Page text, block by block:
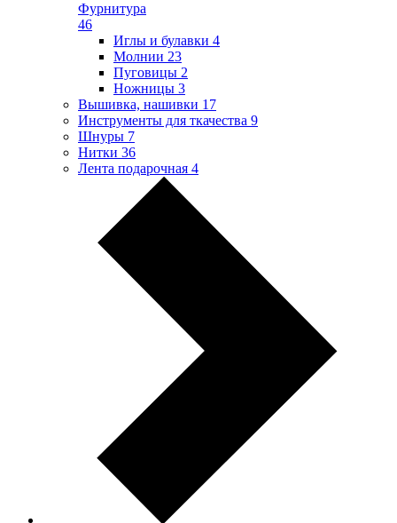
Фурнитура
46
Иглы и булавки 4
Молнии 23
Пуговицы 2
Ножницы 3
Вышивка, нашивки 17
Инструменты для ткачества 9
Шнуры 7
Нитки 36
Лента подарочная 4